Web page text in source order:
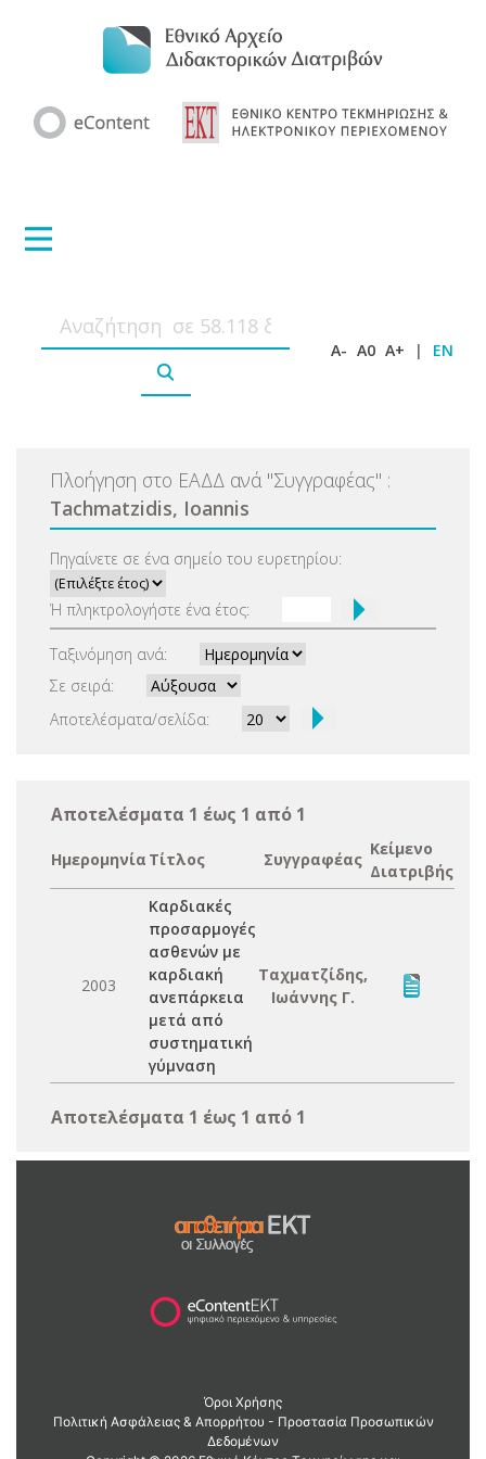
A- A0 A+ | EN
Πλοήγηση στο ΕΑΔΔ ανά "Συγγραφέας" :
Tachmatzidis, Ioannis
Πηγαίνετε σε ένα σημείο του ευρετηρίου:
Ή πληκτρολογήστε ένα έτος:
Ταξινόμηση ανά:
Σε σειρά:
Αποτελέσματα/σελίδα:
Αποτελέσματα 1 έως 1 από 1
Ημερομηνία Τίτλος Συγγραφέας
Κείμενο
Διατριβής
2003
Καρδιακές
προσαρμογές
ασθενών με
καρδιακή
ανεπάρκεια
μετά από
συστηματική
γύμναση
Ταχματζίδης,
Ιωάννης Γ.
Αποτελέσματα 1 έως 1 από 1